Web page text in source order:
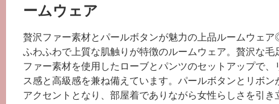
ームウェア
贅沢ファー素材とパールボタンが魅力の上品ルームウェ
ふわふわで上質な肌触りが特徴のルームウェア。贅沢な毛
ファー素材を使用したローブとパンツのセットアップで、
ス感と高級感を兼ね備えています。パールボタンとリボン
アクセントとなり、部屋着でありながら女性らしさを引き